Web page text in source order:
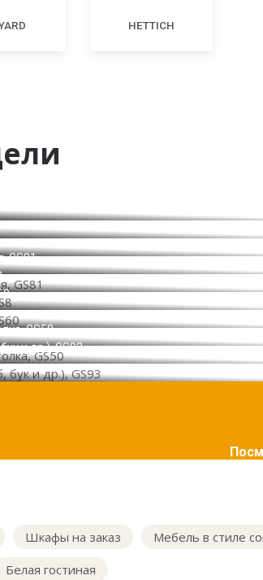
HETTICH
GS81
GS50
и др.), GS93
Шкафы на заказ Мебель в стиле
Белая гостиная